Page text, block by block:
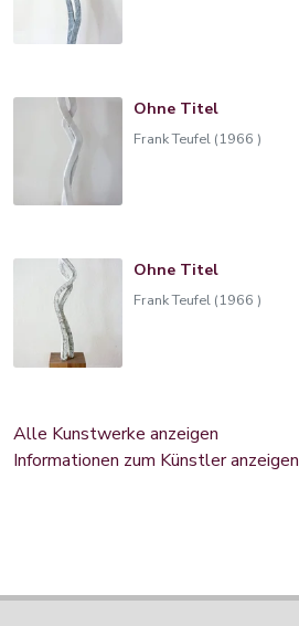
Ohne Titel
Frank Teufel (1966 )
Ohne Titel
Frank Teufel (1966 )
Alle Kunstwerke anzeigen
Informationen zum Künstler anzeigen